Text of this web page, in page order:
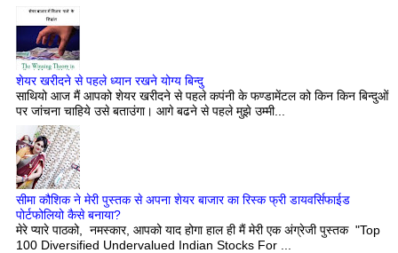
शेयर खरीदने से पहले ध्यान रखने योग्य बिन्दु
साथियो आज मैं आपको शेयर खरीदने से पहले कपंनी के फण्डामेंटल को किन किन बिन्दुओं
पर जांचना चाहिये उसे बताउंगा। आगे बढने से पहले मुझे उम्मी...
सीमा कौशिक ने मेरी पुस्तक से अपना शेयर बाजार का रिस्क फ्री डायवर्सिफाईड
पोर्टफोलियो कैसे बनाया?
मेरे प्यारे पाठको, नमस्कार, आपको याद होगा हाल ही मैं मेरी एक अंग्रेजी पुस्तक "Top
100 Diversified Undervalued Indian Stocks For ...